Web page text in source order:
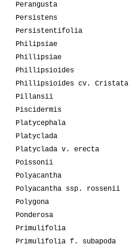
Perangusta
Persistens
Persistentifolia
Philipsiae
Phillipsiae
Phillipsioides
Phillipsioides cv. Cristata
Pillansii
Piscidermis
Platycephala
Platyclada
Platyclada v. erecta
Poissonii
Polyacantha
Polyacantha ssp. rossenii
Polygona
Ponderosa
Primulifolia
Primulifolia f. subapoda